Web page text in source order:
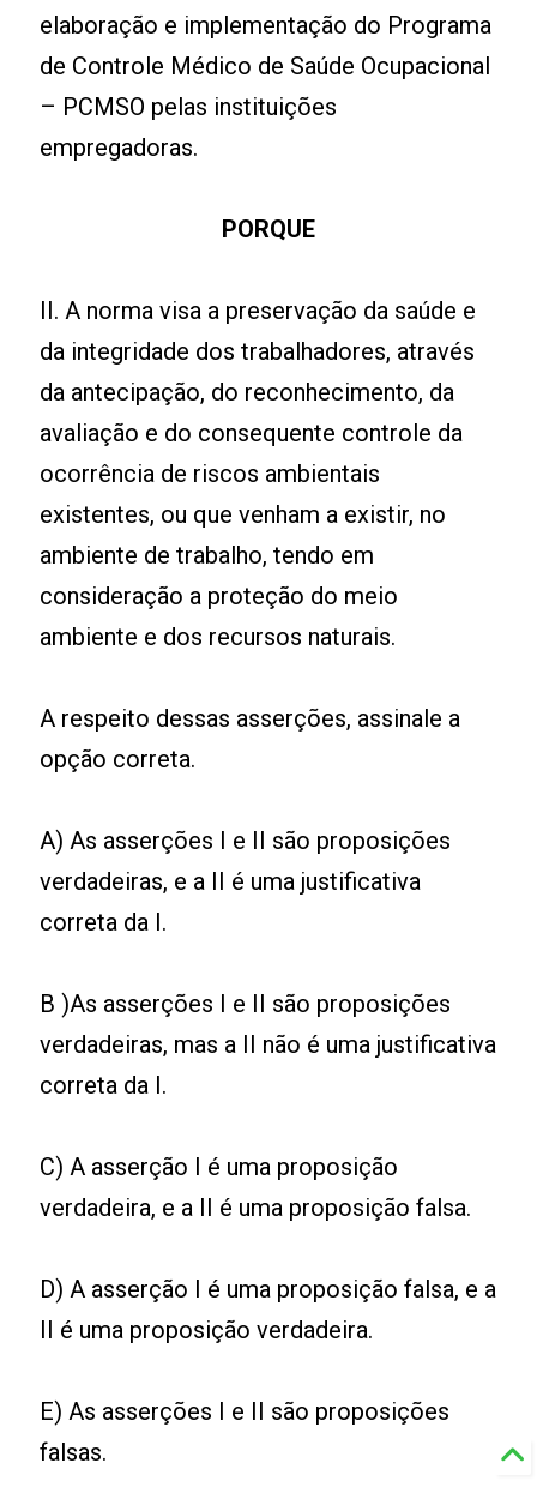
elaboração e implementação do Programa
de Controle Médico de Saúde Ocupacional
– PCMSO pelas instituições
empregadoras.
PORQUE
II. A norma visa a preservação da saúde e
da integridade dos trabalhadores, através
da antecipação, do reconhecimento, da
avaliação e do consequente controle da
ocorrência de riscos ambientais
existentes, ou que venham a existir, no
ambiente de trabalho, tendo em
consideração a proteção do meio
ambiente e dos recursos naturais.
A respeito dessas asserções, assinale a
opção correta.
A) As asserções I e II são proposições
verdadeiras, e a II é uma justificativa
correta da I.
B )As asserções I e II são proposições
verdadeiras, mas a II não é uma justificativa
correta da I.
C) A asserção I é uma proposição
verdadeira, e a II é uma proposição falsa.
D) A asserção I é uma proposição falsa, e a
II é uma proposição verdadeira.
E) As asserções I e II são proposições
falsas.